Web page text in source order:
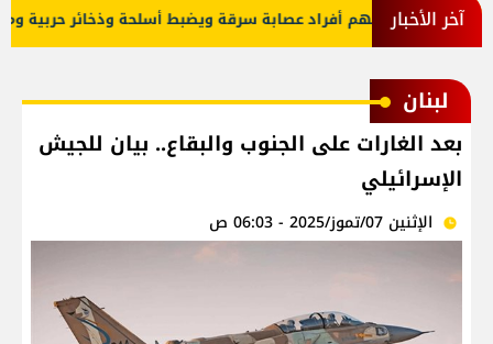
آخر الأخبار
لبنان
بعد الغارات على الجنوب والبقاع.. بيان للجيش
الإسرائيلي
الإثنين 07/تموز/2025 - 06:03 ص